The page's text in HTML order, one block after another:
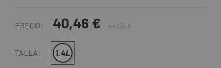
PRECIO: 40,46 € 44,95 €
TALLA: 1.4L